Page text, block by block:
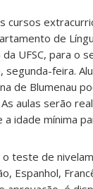
cursos
de
UFSC, para o
segunda-feira.
de Blumenau
As aulas serão
idade mínima
teste de
Espanhol,